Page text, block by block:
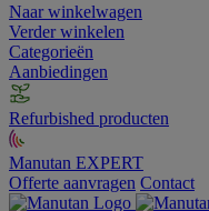
Naar winkelwagen
Verder winkelen
Categorieën
Aanbiedingen
Refurbished producten
Manutan EXPERT
Offerte aanvragen Contact